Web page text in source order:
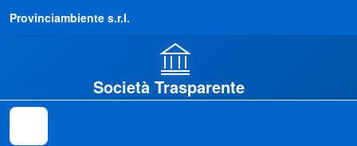
Provinciambiente s.r.l.
Società Trasparente